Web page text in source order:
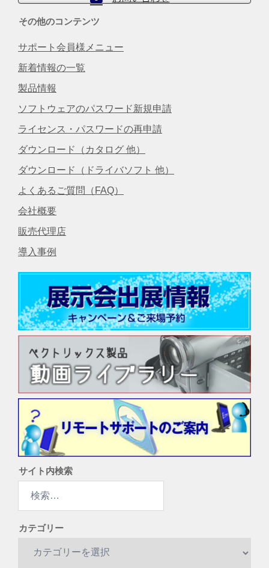
その他のコンテンツ
サポート会員様メニュー
新着情報の一覧
製品情報
ソフトウェアのパスワード新規申請
ライセンス・パスワードの再申請
ダウンロード（カタログ 他）
ダウンロード（ドライバソフト 他）
よくあるご質問（FAQ）
会社概要
販売代理店
導入事例
サイト内検索
カテゴリー